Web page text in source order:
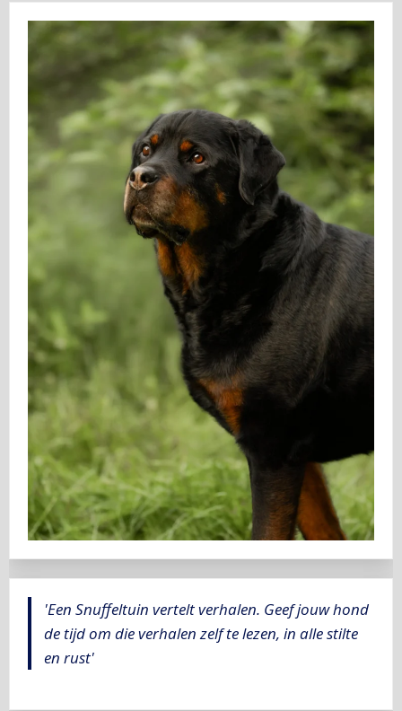
'Een Snuffeltuin vertelt verhalen. Geef jouw hond
de tijd om die verhalen zelf te lezen, in alle stilte
en rust'